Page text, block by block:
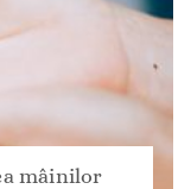
mâinilor